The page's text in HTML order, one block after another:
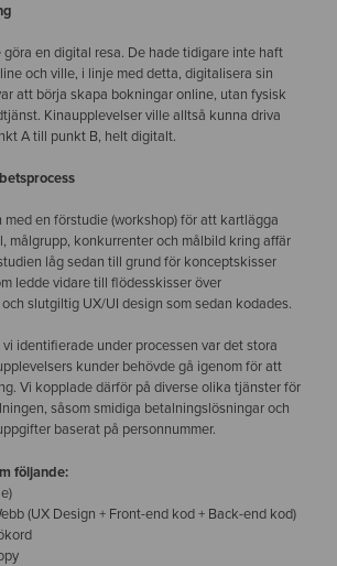
en digital resa. De hade tidigare inte haft
och ville, i linje med detta, digitalisera sin
att börja skapa bokningar online, utan fysisk
Kinaupplevelser ville alltså kunna driva
A till punkt B, helt digitalt.
med en förstudie (workshop) för att kartlägga
målgrupp, konkurrenter och målbild kring affär
låg sedan till grund för konceptskisser
ledde vidare till flödesskisser över
slutgiltig UX/UI design som sedan kodades.
identifierade under processen var det stora
kunder behövde gå igenom för att
Vi kopplade därför på diverse olika tjänster för
såsom smidiga betalningslösningar och
baserat på personnummer.
följande:
(UX Design + Front-end kod + Back-end kod)